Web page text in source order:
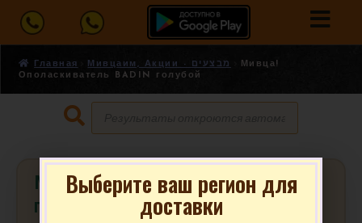
Главная Мивцаим, Акции - מבצעים
Мивца!
Ополаскиватель BADIN голубой
Мивца! Ополаскиватель BADIN
голубой
Выберите ваш регион для
доставки